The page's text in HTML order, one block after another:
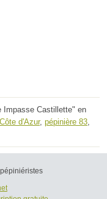
Impasse Castillette" en
d'Azur, pépinière 83,